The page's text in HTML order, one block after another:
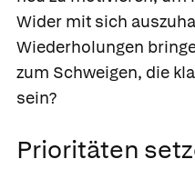
Wider mit sich
Wiederholungen
zum Schweigen, die
sein?
Prioritäten